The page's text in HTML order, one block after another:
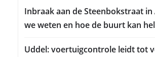
Inbraak aan de Steenbokstraat
we weten en hoe de buurt kan
Uddel: voertuigcontrole leidt tot